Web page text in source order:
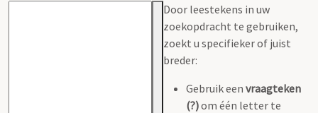
Door leestekens in uw
zoekopdracht te gebruiken,
zoekt u specifieker of juist
breder:
Gebruik een vraagteken
(?)om één letter te